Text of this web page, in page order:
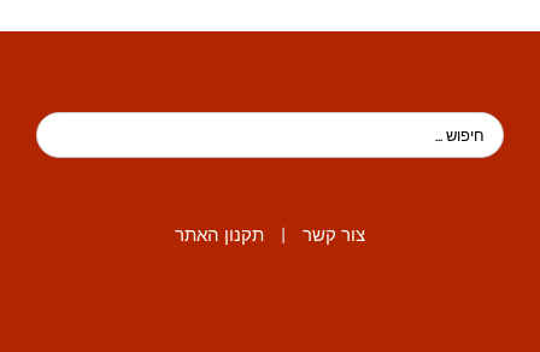
צור קשר תקנון האתר